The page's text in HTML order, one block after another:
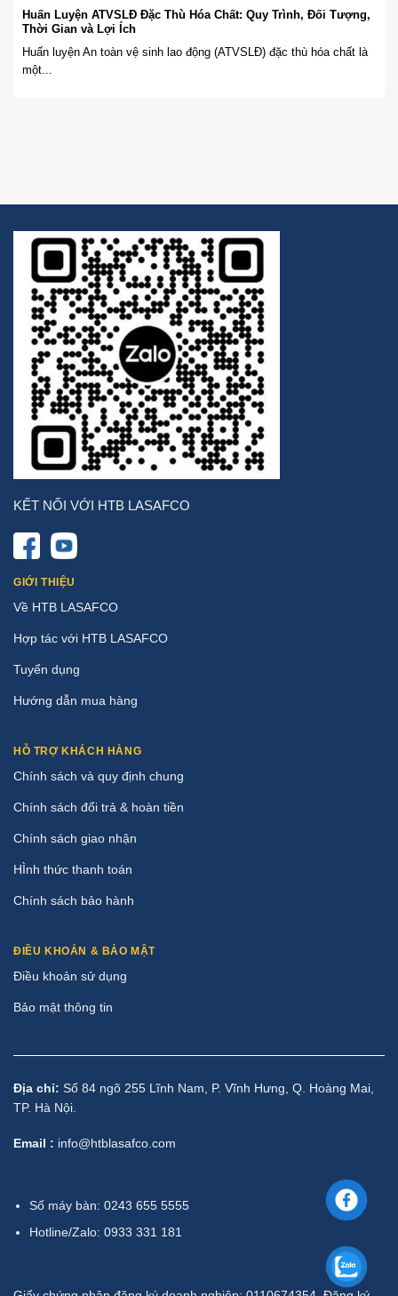
Huấn Luyện ATVSLĐ Đặc Thù Hóa Chất: Quy Trình, Đối Tượng,
Thời Gian và Lợi Ích
Huấn luyện An toàn vệ sinh lao động (ATVSLĐ) đặc thù hóa chất là
một...
KẾT NỐI VỚI HTB LASAFCO
GIỚI THIỆU
Về HTB LASAFCO
Hợp tác với HTB LASAFCO
Tuyển dụng
Hướng dẫn mua hàng
HỖ TRỢ KHÁCH HÀNG
Chính sách và quy định chung
Chính sách đổi trả & hoàn tiền
Chính sách giao nhận
HÌnh thức thanh toán
Chính sách bảo hành
ĐIỀU KHOẢN & BẢO MẬT
Điều khoản sử dụng
Bảo mật thông tin
Địa chỉ: Số 84 ngõ 255 Lĩnh Nam, P. Vĩnh Hưng, Q. Hoàng Mai,
TP. Hà Nội.
Email : info@htblasafco.com
Số máy bàn: 0243 655 5555
Hotline/Zalo: 0933 331 181